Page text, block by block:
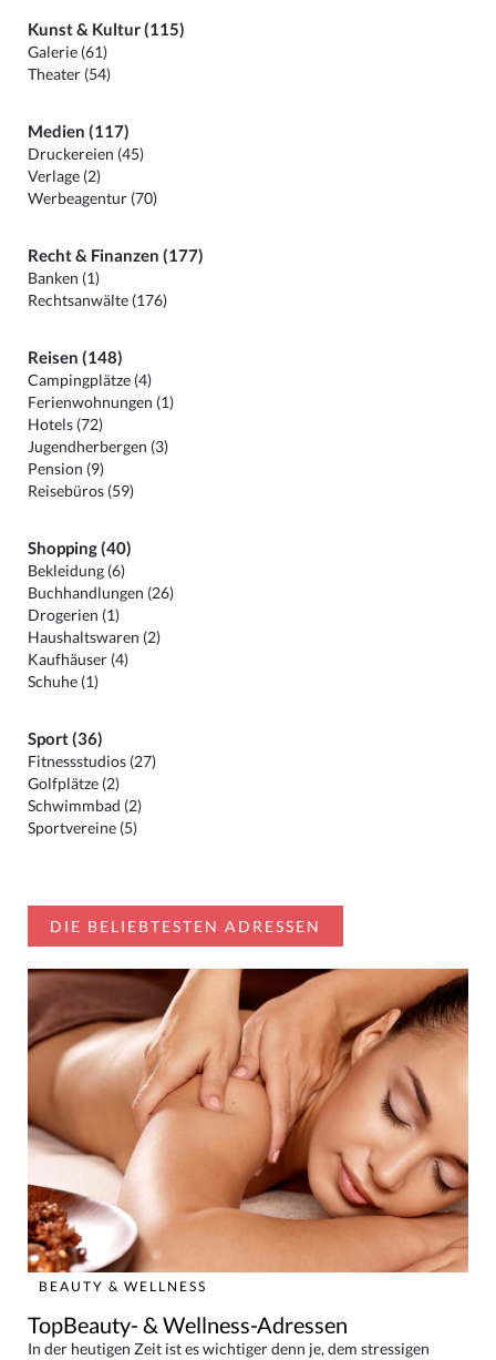
Kunst & Kultur (115)
Galerie (61)
Theater (54)
Medien (117)
Druckereien (45)
Verlage (2)
Werbeagentur (70)
Recht & Finanzen (177)
Banken (1)
Rechtsanwälte (176)
Reisen (148)
Campingplätze (4)
Ferienwohnungen (1)
Hotels (72)
Jugendherbergen (3)
Pension (9)
Reisebüros (59)
Shopping (40)
Bekleidung (6)
Buchhandlungen (26)
Drogerien (1)
Haushaltswaren (2)
Kaufhäuser (4)
Schuhe (1)
Sport (36)
Fitnessstudios (27)
Golfplätze (2)
Schwimmbad (2)
Sportvereine (5)
DIE BELIEBTESTEN ADRESSEN
BEAUTY & WELLNESS
TopBeauty- & Wellness-Adressen
In der heutigen Zeit ist es wichtiger denn je, dem stressigen